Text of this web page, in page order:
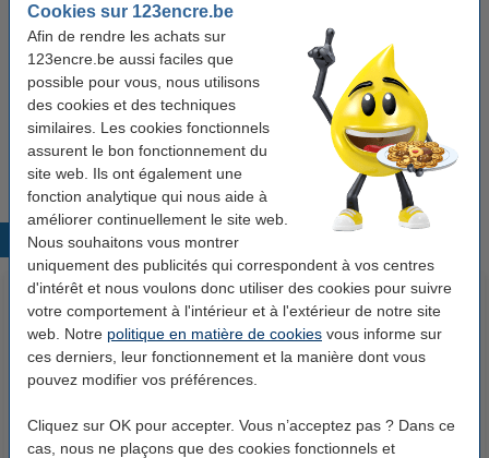
Cookies sur 123encre.be
Afin de rendre les achats sur
123encre.be aussi faciles que
possible pour vous, nous utilisons
des cookies et des techniques
similaires. Les cookies fonctionnels
assurent le bon fonctionnement du
site web. Ils ont également une
fonction analytique qui nous aide à
améliorer continuellement le site web.
Nous souhaitons vous montrer
uniquement des publicités qui correspondent à vos centres
d'intérêt et nous voulons donc utiliser des cookies pour suivre
votre comportement à l'intérieur et à l'extérieur de notre site
web. Notre politique en matière de cookies vous informe sur
ces derniers, leur fonctionnement et la manière dont vous
pouvez modifier vos préférences.
Cliquez sur OK pour accepter. Vous n’acceptez pas ? Dans ce
cas, nous ne plaçons que des cookies fonctionnels et
Capacité: ± 60.000 pages
Code EAN: 4960999352084
Code produit: 017206
Produits populaires
Canon C-EXV 16/17 BK tambour
Canon C-EXV 16/17 C tambour